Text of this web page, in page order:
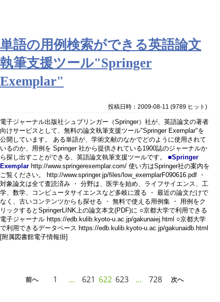
単語の用例検索ができる英語論文
執筆支援ツール"Springer
Exemplar"
投稿日時：2009-08-11 (9789 ヒット )
電子ジャーナル出版社シュプリンガー（Springer）社が、英語論文の著者
向けサービスとして、無料の論文執筆支援ツール"Springer Exemplar"を
公開しています。 ある単語が、学術文献のなかでどのように使用されて
いるのか、用例を Springer 社から提供されている1900誌のジャーナルか
ら探し出すことができる、英語論文執筆支援ツールです。 ■Springer
Exemplar http://www.springerexemplar.com/ 使い方はSpringer社の案内を
ご覧ください。 http://www.springer.jp/files/low_exemplarF090616.pdf ・
対象論文は全て査読済み ・ 分野は、医学を始め、ライフサイエンス、工
学、数学、コンピュータサイエンスなど多岐に渡る ・ 最近の論文だけで
なく、古いコンテンツからも探せる ・ 無料で使える用例集 ・ 用例をク
リックするとSpringerLINK上の論文本文(PDF)に ○京都大学で利用できる
電子ジャーナル https://edb.kulib.kyoto-u.ac.jp/gakunaiej.html ○京都大学
で利用できるデータベース https://edb.kulib.kyoto-u.ac.jp/gakunaidb.html
[附属図書館電子情報掛]
前へ 1 … 621 622 623 … 728 次へ